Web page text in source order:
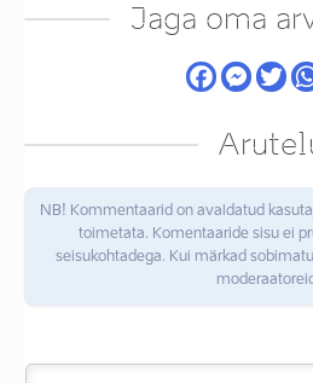
Jaga oma
NB! Kommentaarid on avaldatud
toimetata. Komentaaride sisu ei
seisukohtadega. Kui märkad